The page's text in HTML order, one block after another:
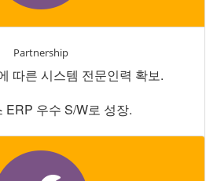
Partnership
따른 시스템 전문인력 확보.
ERP 우수 S/W로 성장.